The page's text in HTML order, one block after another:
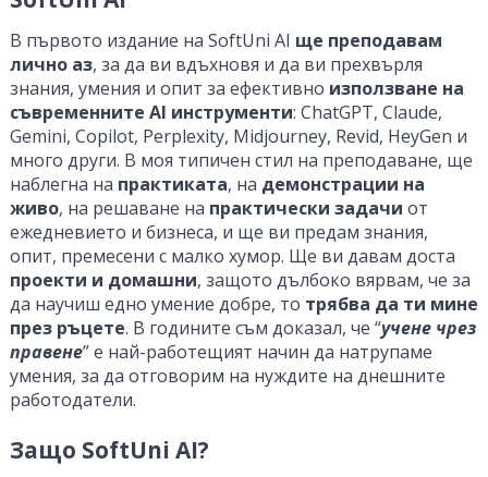
В първото издание на SoftUni AI ще преподавам
лично аз, за да ви вдъхновя и да ви прехвърля
знания, умения и опит за ефективно използване на
съвременните AI инструменти: ChatGPT, Claude,
Gemini, Copilot, Perplexity, Midjourney, Revid, HeyGen и
много други. В моя типичен стил на преподаване, ще
наблегна на практиката, на демонстрации на
живо, на решаване на практически задачи от
ежедневието и бизнеса, и ще ви предам знания,
опит, премесени с малко хумор. Ще ви давам доста
проекти и домашни, защото дълбоко вярвам, че за
да научиш едно умение добре, то трябва да ти мине
през ръцете. В годините съм доказал, че “учене чрез
правене” е най-работещият начин да натрупаме
умения, за да отговорим на нуждите на днешните
работодатели.
Защо SoftUni AI?